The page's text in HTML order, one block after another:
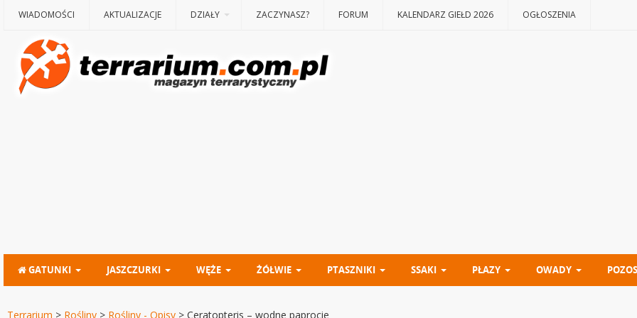
WIADOMOŚCI AKTUALIZACJE DZIAŁY ZACZYNASZ? FORUM KALENDARZ GIEŁD 2026 OGŁOSZENIA
GATUNKI JASZCZURKI WĘŻE ŻÓŁWIE PTASZNIKI SSAKI PŁAZY OWADY
Terrarium > Rośliny > Rośliny - Opisy > Ceratopteris – wodne paprocie